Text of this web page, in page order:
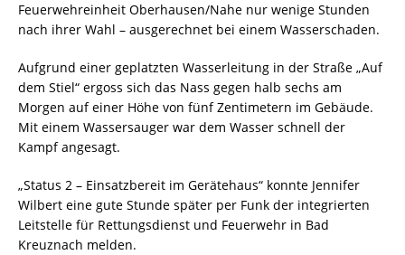
Feuerwehreinheit Oberhausen/Nahe nur wenige Stunden
nach ihrer Wahl – ausgerechnet bei einem Wasserschaden.
Aufgrund einer geplatzten Wasserleitung in der Straße „Auf
dem Stiel“ ergoss sich das Nass gegen halb sechs am
Morgen auf einer Höhe von fünf Zentimetern im Gebäude.
Mit einem Wassersauger war dem Wasser schnell der
Kampf angesagt.
„Status 2 – Einsatzbereit im Gerätehaus“ konnte Jennifer
Wilbert eine gute Stunde später per Funk der integrierten
Leitstelle für Rettungsdienst und Feuerwehr in Bad
Kreuznach melden.